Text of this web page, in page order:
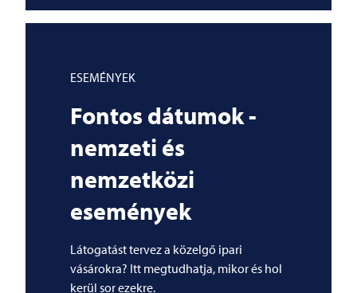
ESEMÉNYEK
Fontos dátumok -
nemzeti és
nemzetközi
események
Látogatást tervez a közelgő ipari
vásárokra? Itt megtudhatja, mikor és hol
kerül sor ezekre.